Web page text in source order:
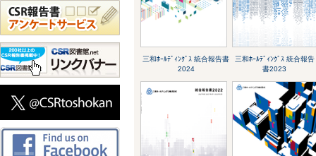
三和ﾎｰﾙﾃﾞｨﾝｸﾞｽ 統合報告書
2024
三和ﾎｰﾙﾃﾞｨﾝｸﾞｽ 統合報告
書2023